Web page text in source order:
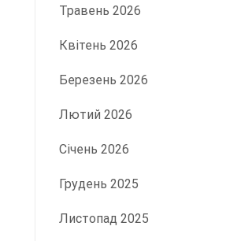
Травень 2026
Квітень 2026
Березень 2026
Лютий 2026
Січень 2026
Грудень 2025
Листопад 2025